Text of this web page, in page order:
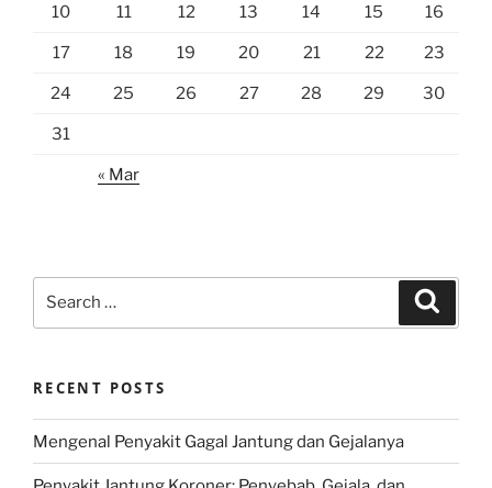
10 11 12 13 14 15 16
17 18 19 20 21 22 23
24 25 26 27 28 29 30
31
« Mar
RECENT POSTS
Mengenal Penyakit Gagal Jantung dan Gejalanya